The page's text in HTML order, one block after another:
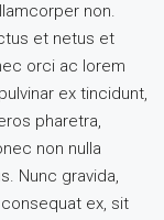
non.
et netus et
orci ac lorem
ex tincidunt,
pharetra,
non nulla
Nunc gravida,
ex, sit